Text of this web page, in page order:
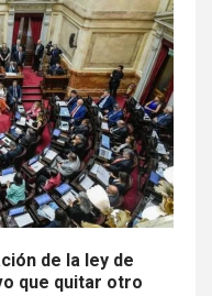
de la ley de
que quitar otro